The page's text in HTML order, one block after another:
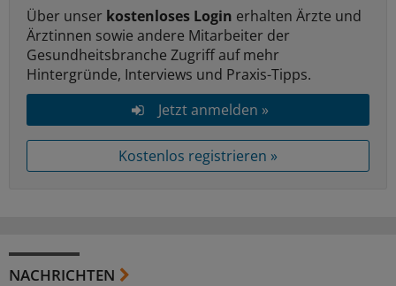
Über unser kostenloses Login erhalten Ärzte und
Ärztinnen sowie andere Mitarbeiter der
Gesundheitsbranche Zugriff auf mehr
Hintergründe, Interviews und Praxis-Tipps.
Jetzt anmelden »
Kostenlos registrieren »
NACHRICHTEN